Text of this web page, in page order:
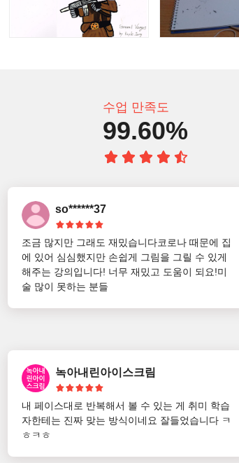
수업 만족도
99.60%
so******37
조금 많지만 그래도 재밌습니다코로나 때문에 집
에 있어 심심했지만 손쉽게 그림을 그릴 수 있게
해주는 강의입니다! 너무 재밌고 도움이 되요!미
술 많이 못하는 분들
녹아내린아이스크림
내 페이스대로 반복해서 볼 수 있는 게 취미 학습
자한테는 진짜 맞는 방식이네요 잘들었습니다 ㅋ
ㅎㅋㅎ